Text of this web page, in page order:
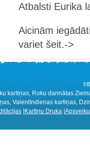
Atbalsti Eurika
Aicinām
variet šeit.->
kartiņas, Roku darinātas
Valentīndienas kartiņas,
Kartiņu Druka